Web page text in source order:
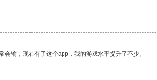
输，现在有了这个app，我的游戏水平提升了不少。